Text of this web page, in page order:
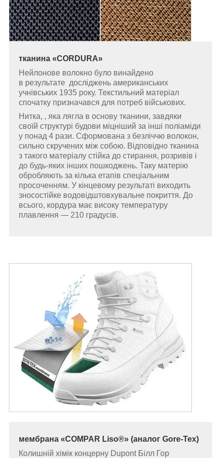
тканина «CORDURA»
Нейлонове волокно було винайдено
в результате досліджень американських
учнівських 1935 року. Текстильний матеріал
спочатку призначався для потреб військових.
Нитка, , яка лягла в основу тканини, завдяки
своїй структурі будови міцніший за інші поліаміди
у понад 4 рази. Сформована з безліччю волокон,
сильно скручених між собою. Відповідно тканина
з такого матеріалу стійка до стирання, розривів і
до будь-яких інших пошкоджень. Таку матерію
обробляють за кілька етапів спеціальним
просоченням. У кінцевому результаті виходить
зносостійке водовідштовхувальне покриття. До
всього, кордура має високу температуру
плавлення — 210 градусів.
мембрана «COMPAR Liso®» (аналог Gore-Tex)
Колишній хімік концерну Dupont Білл Гор